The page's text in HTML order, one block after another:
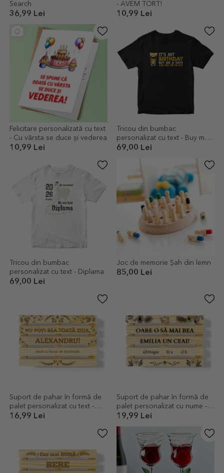
Search
36,99 Lei
- AVEM TORT!
10,99 Lei
Felicitare personalizată cu text
- Cu vârsta se duce și vederea
10,99 Lei
Tricou din bumbac
personalizat cu text - Buy me a
shot
69,00 Lei
Tricou din bumbac
personalizat cu text - Diplama
69,00 Lei
Joc de memorie Șah din lemn
85,00 Lei
Suport de pahar în formă de
palet personalizat cu text -
Trebuie să începi de dimineață
16,99 Lei
Suport de pahar în formă de
palet personalizat cu nume -
Oare o să mai beau un ceai?
19,99 Lei